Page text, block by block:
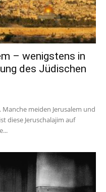
– wenigstens in
des Jüdischen
meiden Jerusalem und
diese Jeruschalajim auf